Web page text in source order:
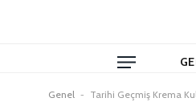
Genel - Tarihi Geçmiş Krema